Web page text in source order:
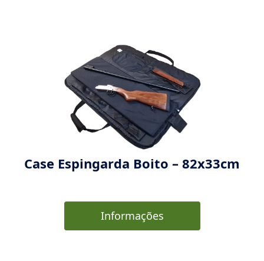
Case Espingarda Boito – 82x33cm
Informações